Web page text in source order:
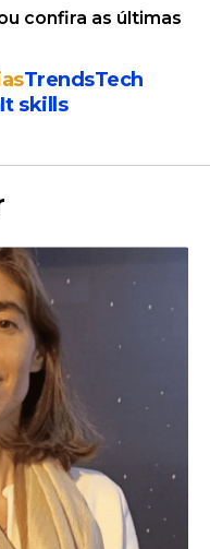
confira as últimas
TrendsTech
It skills